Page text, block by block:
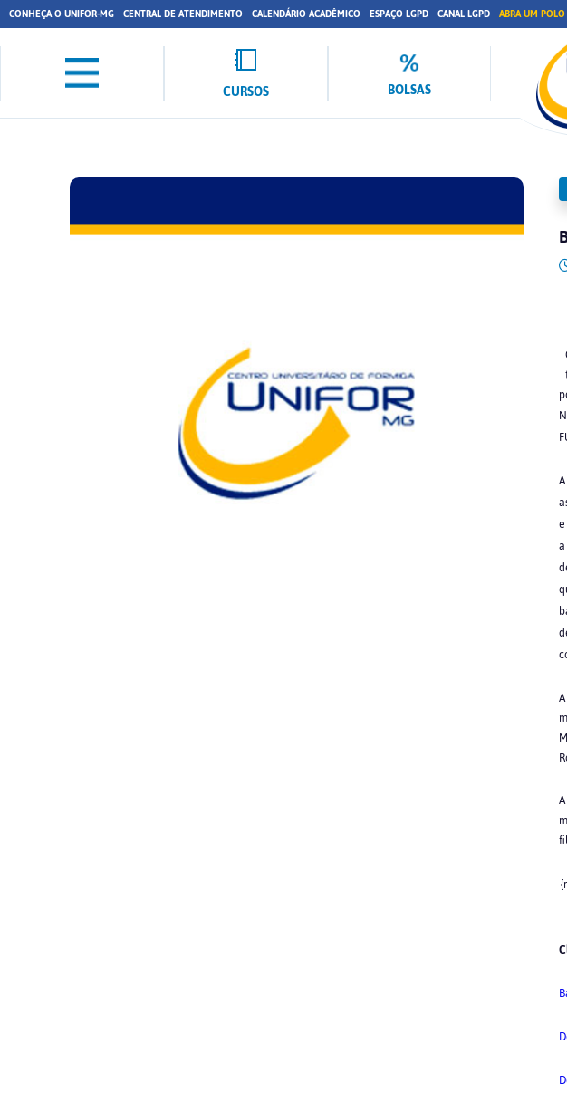
CONHEÇA O UNIFOR-MG CENTRAL DE ATENDIMENTO CALENDÁRIO ACADÊMICO ESPAÇO LGPD CANAL LGPD ABRA UM POLO
CURSOS BOLSAS